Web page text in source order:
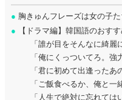
● 胸きゅんフレーズは女の子
● 【ドラマ編】韓国語のおす
「誰が目をそんなに綺麗
「俺にくっついてろ。強
「君に初めて出逢ったあ
「ご飯食べるか、俺と一
「人生で絶対に忘れて